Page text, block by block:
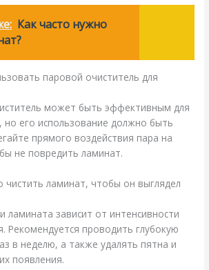
Как часто нужно
паровой очиститель для
может быть эффективным для
но его использование должно быть
прямого воздействия пара на
не повредить ламинат.
чистить ламинат, чтобы он выглядел
ламината зависит от интенсивности
Рекомендуется проводить глубокую
в неделю, а также удалять пятна и
появления.